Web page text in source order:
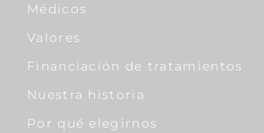
Médicos
Valores
Financiación de tratamientos
Nuestra historia
Por qué elegirnos